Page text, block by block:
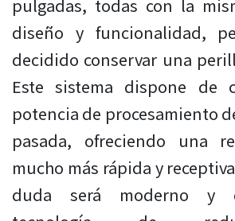
pulgadas, todas con la
diseño y funcionalidad,
decidido conservar una
Este sistema dispone de
potencia de procesamiento
pasada, ofreciendo una
mucho más rápida y
duda será moderno y